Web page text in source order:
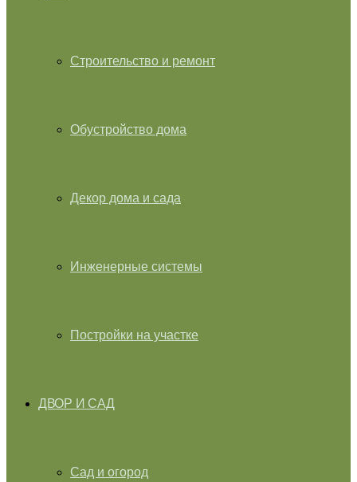
Строительство и ремонт
Обустройство дома
Декор дома и сада
Инженерные системы
Постройки на участке
ДВОР И САД
Сад и огород